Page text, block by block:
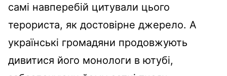
самі навперебій цитували цього
терориста, як достовірне джерело. А
українські громадяни продовжують
дивитися його монологи в ютубі,